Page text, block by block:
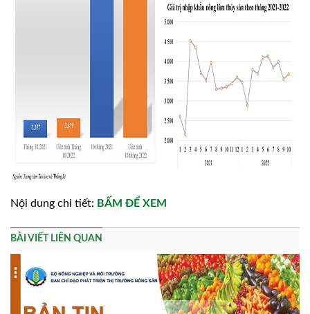
Nội dung chi tiết: BẤM ĐỂ XEM
BÀI VIẾT LIÊN QUAN